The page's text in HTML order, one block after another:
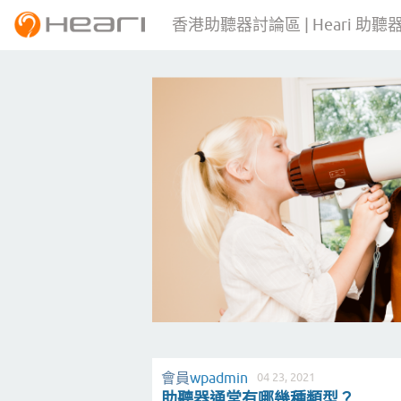
香港助聽器討論區 | Heari 助聽
會員wpadmin 04 23, 2021